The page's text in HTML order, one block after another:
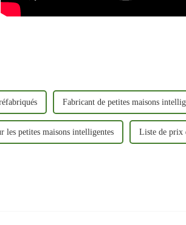
Fabricant de petites maisons
les petites maisons intelligentes Liste de prix